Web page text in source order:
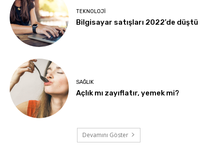
TEKNOLOJI
Bilgisayar satışları 2022’de düştü
SAĞLIK
Açlık mı zayıflatır, yemek mi?
Devamını Göster